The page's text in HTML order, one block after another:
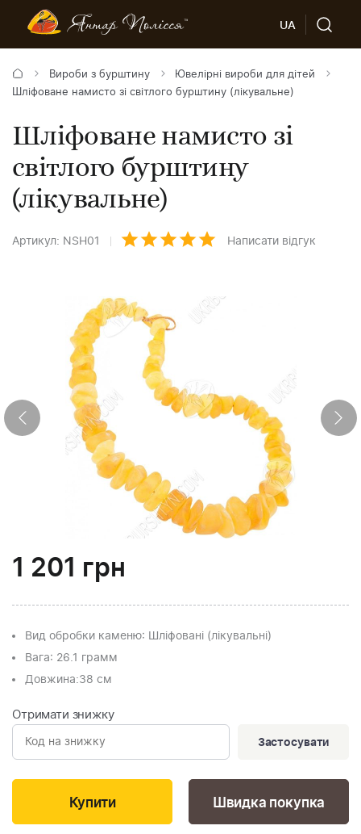
UA
Вироби з бурштину
Ювелірні вироби для дітей
Шліфоване намисто зі світлого бурштину (лікувальне)
Шліфоване намисто зі
світлого бурштину
(лікувальне)
Артикул: NSH01 Написати відгук
1 201 грн
Вид обробки каменю: Шліфовані (лікувальні)
Вага: 26.1 грамм
Довжина:38 см
Отримати знижку
Застосувати
Швидка покупка